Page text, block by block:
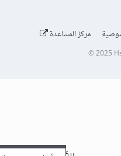
مركز المساعدة
© 2025